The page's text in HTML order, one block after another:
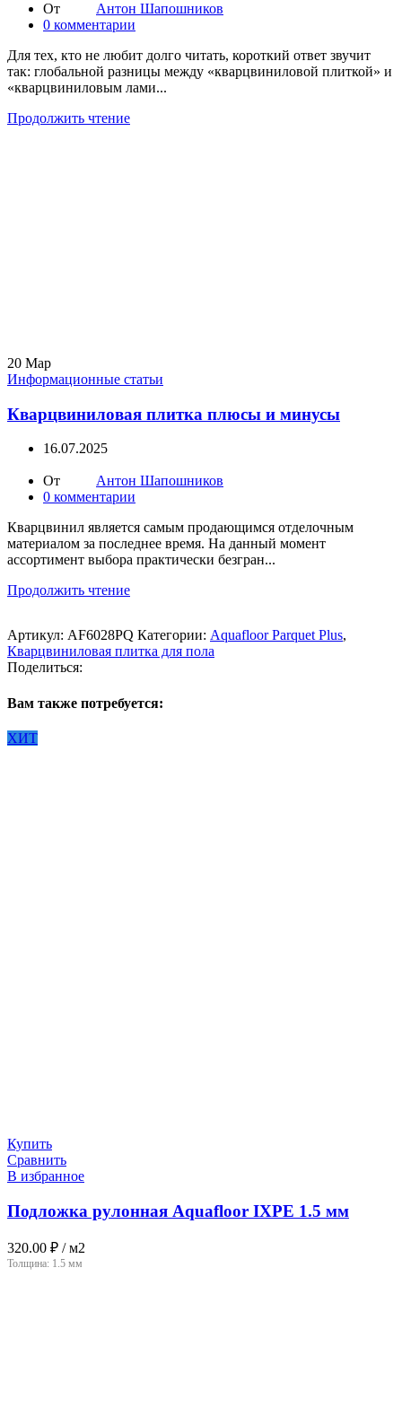
От
Антон Шапошников
0 комментарии
Для тех, кто не любит долго читать, короткий ответ звучит
так: глобальной разницы между «кварцвиниловой плиткой» и
«кварцвиниловым лами...
Продолжить чтение
20 Мар
Информационные статьи
Кварцвиниловая плитка плюсы и минусы
16.07.2025
От
Антон Шапошников
0 комментарии
Кварцвинил является самым продающимся отделочным
материалом за последнее время. На данный момент
ассортимент выбора практически безгран...
Продолжить чтение
Артикул: AF6028PQ Категории: Aquafloor Parquet Plus,
Кварцвиниловая плитка для пола
Поделиться:
Вам также потребуется:
ХИТ
Купить
Сравнить
В избранное
Подложка рулонная Aquafloor IXPE 1.5 мм
320.00 ₽ / м2
Толщина: 1.5 мм